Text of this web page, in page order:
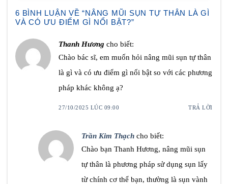
6 BÌNH LUẬN VỀ “NÂNG MŨI SỤN TỰ THÂN LÀ GÌ
VÀ CÓ ƯU ĐIỂM GÌ NỔI BẬT?”
Thanh Hương cho biết:
Chào bác sĩ, em muốn hỏi nâng mũi sụn tự thân
là gì và có ưu điểm gì nổi bật so với các phương
pháp khác không ạ?
27/10/2025 LÚC 09:00 TRẢ LỜI
Trần Kim Thạch cho biết:
Chào bạn Thanh Hương, nâng mũi sụn
tự thân là phương pháp sử dụng sụn lấy
từ chính cơ thể bạn, thường là sụn vành